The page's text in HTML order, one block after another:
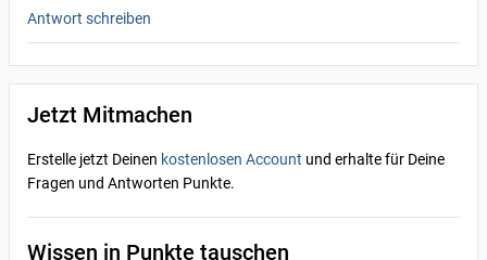
Antwort schreiben
Jetzt Mitmachen
Erstelle jetzt Deinen kostenlosen Account und erhalte für Deine
Fragen und Antworten Punkte.
Wissen in Punkte tauschen